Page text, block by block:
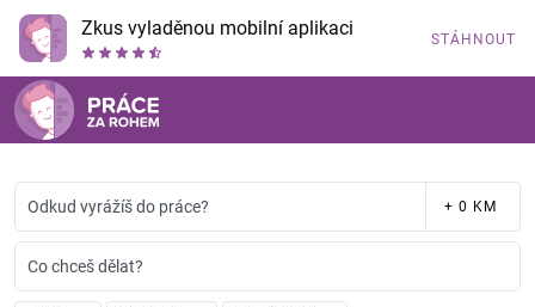
Zkus vyladěnou mobilní aplikaci STÁHNOUT
Odkud vyrážíš do práce? + 0 KM
Co chceš dělat?